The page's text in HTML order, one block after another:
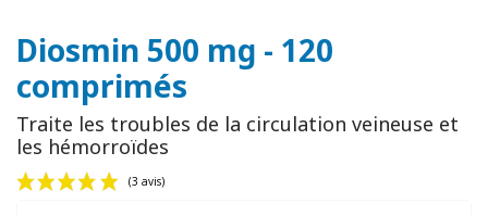
Diosmin 500 mg - 120
comprimés
Traite les troubles de la circulation veineuse et
les hémorroïdes